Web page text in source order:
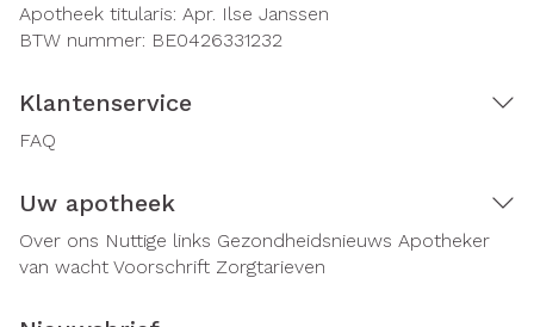
Apotheek titularis: Apr. Ilse Janssen
BTW nummer: BE0426331232
Klantenservice
FAQ
Uw apotheek
Over ons Nuttige links Gezondheidsnieuws Apotheker
van wacht Voorschrift Zorgtarieven